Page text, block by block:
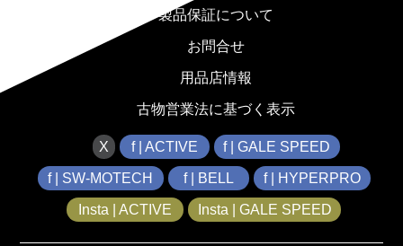
製品保証について
お問合せ
用品店情報
古物営業法に基づく表示
X f | ACTIVE f | GALE SPEED
f | SW-MOTECH f | BELL f | HYPERPRO
Insta | ACTIVE Insta | GALE SPEED